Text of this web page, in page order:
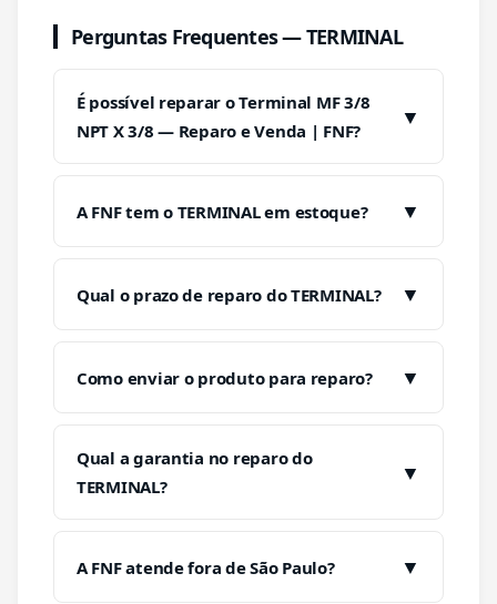
Perguntas Frequentes — TERMINAL
É possível reparar o Terminal MF 3/8
NPT X 3/8 — Reparo e Venda | FNF?
▼
A FNF tem o TERMINAL em estoque? ▼
Qual o prazo de reparo do TERMINAL? ▼
Como enviar o produto para reparo? ▼
Qual a garantia no reparo do
TERMINAL?
▼
A FNF atende fora de São Paulo? ▼